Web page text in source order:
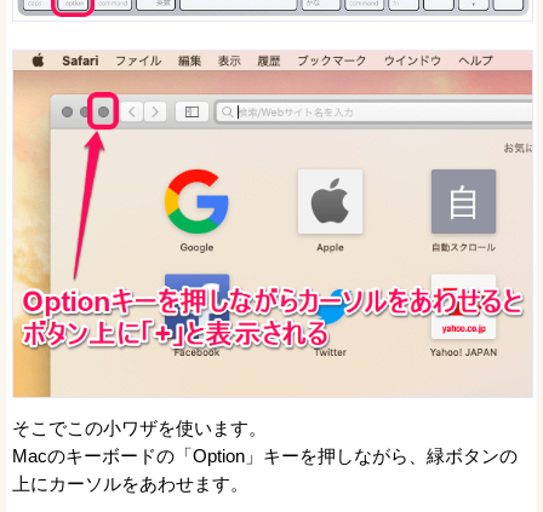
そこでこの小ワザを使います。
Macのキーボードの「Option」キーを押しながら、緑ボタンの
上にカーソルをあわせます。